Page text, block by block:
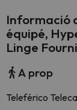
Informació
équipé,
Linge Fourni
A prop
Teleférico